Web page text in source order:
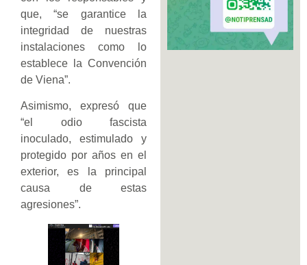
que, “se garantice la
integridad de nuestras
instalaciones como lo
establece la Convención
de Viena”.
Asimismo, expresó que
“el odio fascista
inoculado, estimulado y
protegido por años en el
exterior, es la principal
causa de estas
agresiones”.